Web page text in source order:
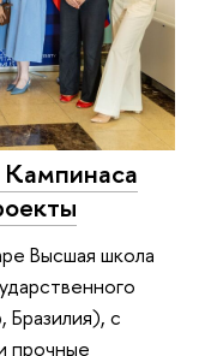
Высшая школа
Бразилия), с
прочные